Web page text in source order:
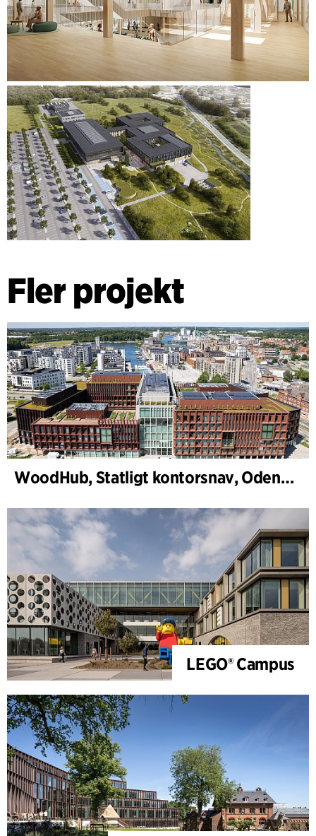
Fler projekt
WoodHub, Statligt kontorsnav, Odense
LEGO® Campus